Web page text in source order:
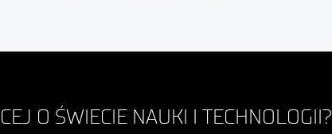
O ŚWIECIE NAUKI I TECHNOLOGII?